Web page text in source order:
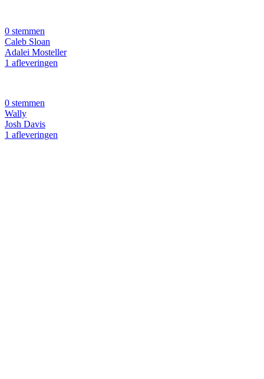
0 stemmen
Caleb Sloan
Adalei Mosteller
1 afleveringen
0 stemmen
Wally
Josh Davis
1 afleveringen